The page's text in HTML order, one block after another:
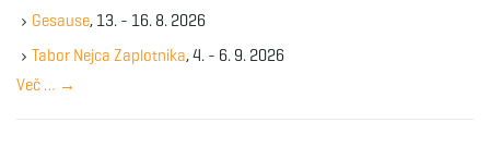
e
y
w
r
Gesause, 13. - 16. 8. 2026
Tabor Nejca Zaplotnika, 4. - 6. 9. 2026
Več … →